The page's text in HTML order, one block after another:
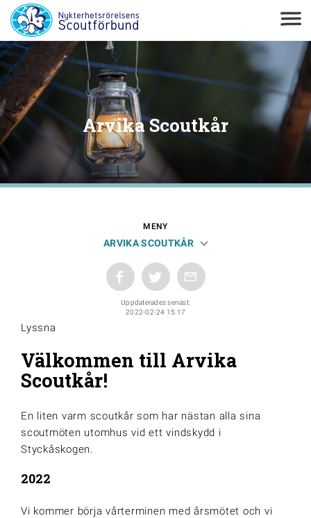
Arvika Scoutkår
MENY
ARVIKA SCOUTKÅR
Uppdaterades senast:
2022-02-24 15:17
Lyssna
Välkommen till Arvika
Scoutkår!
En liten varm scoutkår som har nästan alla sina
scoutmöten utomhus vid ett vindskydd i
Styckåskogen.
2022
Vi kommer börja vårterminen med årsmötet och vi